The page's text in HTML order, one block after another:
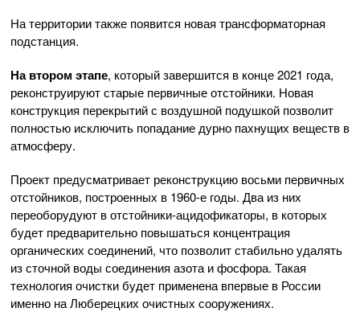
На территории также появится новая трансформаторная
подстанция.
На втором этапе, который завершится в конце 2021 года,
реконструируют старые первичные отстойники. Новая
конструкция перекрытий с воздушной подушкой позволит
полностью исключить попадание дурно пахнущих веществ в
атмосферу.
Проект предусматривает реконструкцию восьми первичных
отстойников, построенных в 1960-е годы. Два из них
переоборудуют в отстойники-ацидофикаторы, в которых
будет предварительно повышаться концентрация
органических соединений, что позволит стабильно удалять
из сточной воды соединения азота и фосфора. Такая
технология очистки будет применена впервые в России
именно на Люберецких очистных сооружениях.